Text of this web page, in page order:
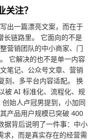
关注？
出一篇漂亮文案，而在于
长链路里。 它面向的不是
营销团队的中小商家、门
它解决的也不是单一内容
笔记、公众号文章、营销
刻、多平台内容适配。 换
被 AI 标准化、流程化、规
始人卢冠男提到，小加同
产品用户规模已突破 400
据背后说明了一件事：中小
求，而是真实存在的经营需